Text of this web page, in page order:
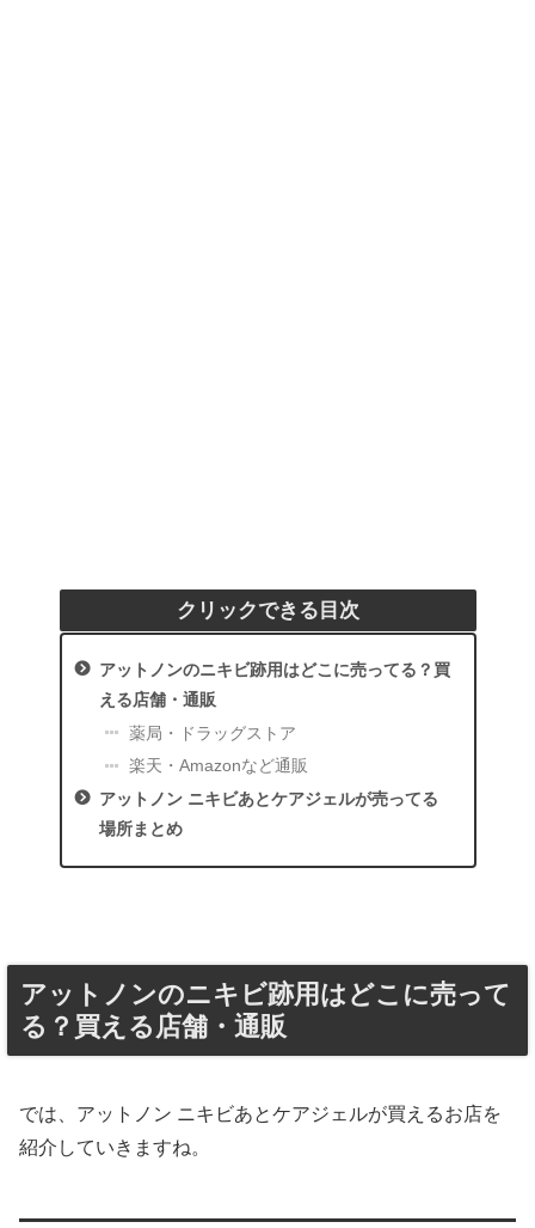
クリックできる目次
アットノンのニキビ跡用はどこに売ってる？買
える店舗・通販
薬局・ドラッグストア
楽天・Amazonなど通販
アットノン ニキビあとケアジェルが売ってる
場所まとめ
アットノンのニキビ跡用はどこに売って
る？買える店舗・通販
では、アットノン ニキビあとケアジェルが買えるお店を
紹介していきますね。